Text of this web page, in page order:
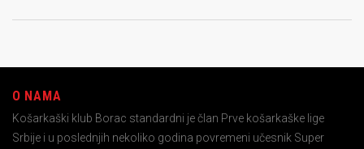
O NAMA
Košarkaški klub Borac standardni je član Prve košarkaške lige
Srbije i u poslednjih nekoliko godina povremeni učesnik Super